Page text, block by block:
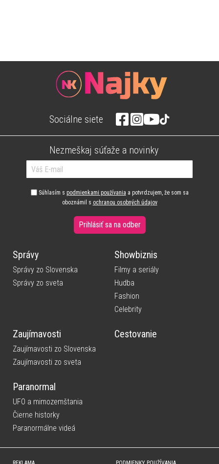
Sociálne siete
Nezmeškaj súťaže a novinky
Súhlasím s podmienkami používania a potvrdzujem, že som sa
oboznámil s ochranou osobných údajov
Prihlásiť sa na odber
Správy
Správy zo Slovenska
Správy zo sveta
Showbiznis
Filmy a seriály
Hudba
Fashion
Celebrity
Zaujímavosti
Zaujímavosti zo Slovenska
Zaujímavosti zo sveta
Cestovanie
Paranormal
UFO a mimozemštania
Čierne historky
Paranormálne videá